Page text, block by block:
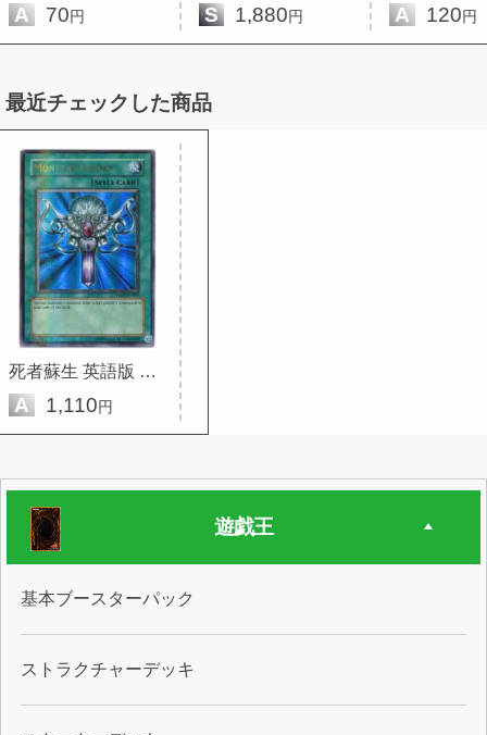
A 70円 S 1,880円 A 120円
最近チェックした商品
死者蘇生 英語版 Unlimited HL07-...
A 1,110円
遊戯王
基本ブースターパック
ストラクチャーデッキ